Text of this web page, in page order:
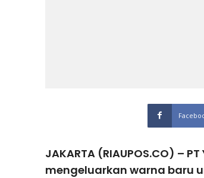
JAKARTA (RIAUPOS.CO) –
mengeluarkan warna baru